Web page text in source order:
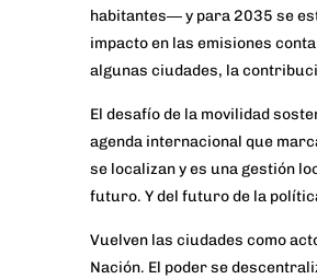
habitantes― y para 2035 se
impacto en las emisiones
algunas ciudades, la
El desafío de la movilidad
agenda internacional que
se localizan y es una gestión
futuro. Y del futuro de la
Vuelven las ciudades como
Nación. El poder se